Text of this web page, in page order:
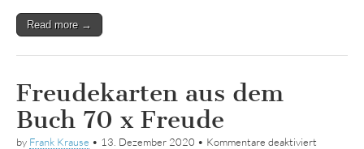
Read more →
Freudekarten aus dem
Buch 70 x Freude
by Frank Krause • 13. Dezember 2020 • Kommentare deaktiviert